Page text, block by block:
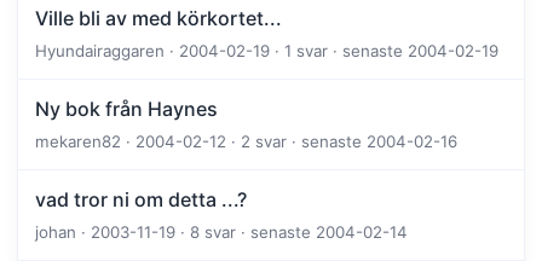
Ville bli av med körkortet...
Hyundairaggaren · 2004-02-19 · 1 svar · senaste 2004-02-19
Ny bok från Haynes
mekaren82 · 2004-02-12 · 2 svar · senaste 2004-02-16
vad tror ni om detta ...?
johan · 2003-11-19 · 8 svar · senaste 2004-02-14